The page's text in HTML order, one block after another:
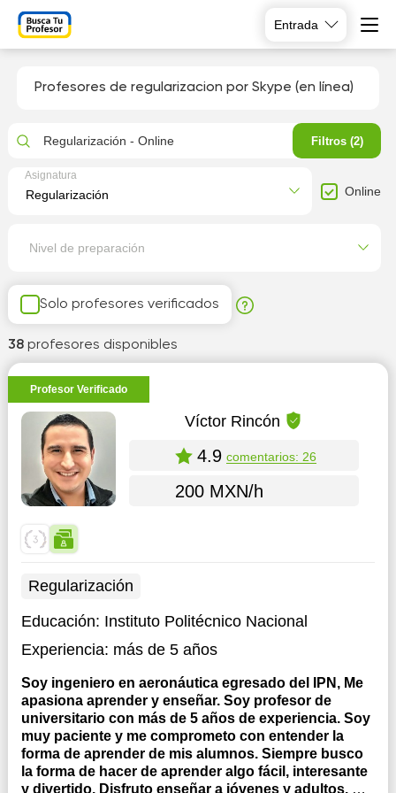
Entrada
Profesores de regularizacion por Skype (en línea)
Solo profesores verificados
38 profesores disponibles
Profesor Verificado
Víctor Rincón
4.9 comentarios: 26
200 MXN/h
Regularización
Educación: Instituto Politécnico Nacional
Experiencia: más de 5 años
Soy ingeniero en aeronáutica egresado del IPN, Me
apasiona aprender y enseñar. Soy profesor de
universitario con más de 5 años de experiencia. Soy
muy paciente y me comprometo con entender la
forma de aprender de mis alumnos. Siempre busco
la forma de hacer de aprender algo fácil, interesante
y divertido. Disfruto enseñar a jóvenes y adultos. Mi
Regularización - Online Filtros (2)
Asignatura
Online
Nivel de preparación